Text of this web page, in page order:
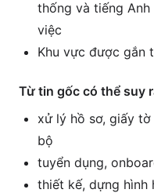
thống và tiếng
việc
Khu vực được gắn
Từ tin gốc có thể suy
xử lý hồ sơ, giấy
bộ
tuyển dụng,
thiết kế, dựng hình